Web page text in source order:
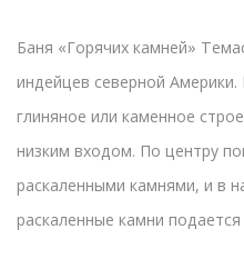
Баня «Горячих камней»
индейцев северной
глиняное или каменное
низким входом. По центру
раскаленными камнями, и в
раскаленные камни